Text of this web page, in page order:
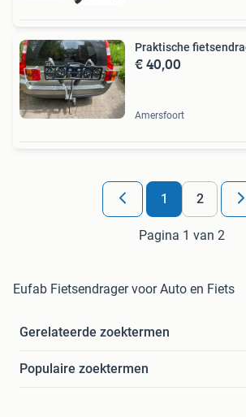
Praktische
€ 40,00
Amersfoort
1 2
Pagina 1 van 2
Eufab Fietsendrager voor Auto en Fiets
Gerelateerde zoektermen
Populaire zoektermen